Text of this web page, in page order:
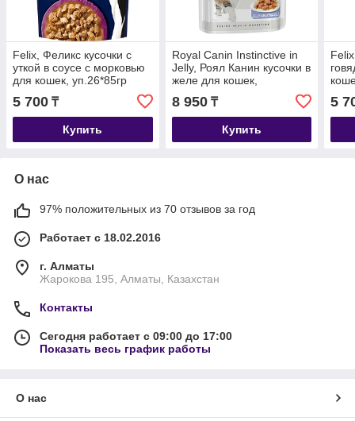
Felix, Феликс кусочки с
уткой в соусе с морковью
для кошек, уп.26*85гр
5 700 ₸
Купить
Royal Canin Instinctive in
Jelly, Роял Канин кусочки в
желе для кошек,
профилактика МКБ,
уп.12*85 гр
8 950₸
Купить
5
О нас
97% положительных из 70 отзывов за год
Работает с 18.02.2016
г. Алматы
Жарокова 195, Алматы, Казахстан
Контакты
Сегодня работает с 09:00 до 17:00
Показать весь график работы
О нас